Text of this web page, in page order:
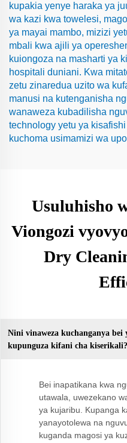
kupakia yenye haraka ya
wa kazi kwa towelesi,
ya mayai mambo, mizizi
mbali kwa ajili ya
kuiongoza na masharti ya
hospitali duniani. Kwa
zetu zinaredua uzito wa
manusi na kutenganisha
wanaweza kubadilisha
technology yetu ya
kuchoma usimamizi wa
Usuluhisho
Viongozi
Dry
Nini vinaweza kuchanganya bei
kupunguza kifani cha kiserikali?
Bei inapatikana kwa
utawala, uwezekano
ya kujaribu. Kupanga
yanayotolewa na
kuganda magosi ya